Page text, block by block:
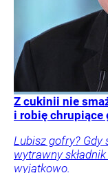
Z cukinii nie
i robię chrupiące
Lubisz gofry? Gdy
wytrawny
wyjątkowo.